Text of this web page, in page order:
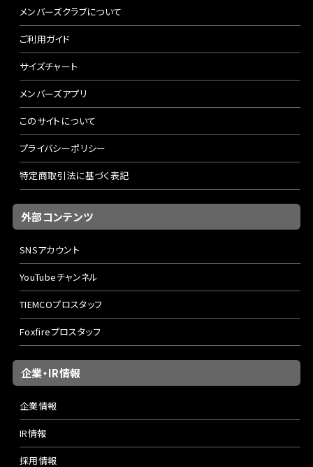
メンバーズクラブについて
ご利用ガイド
サイズチャート
メンバーズアプリ
このサイトについて
プライバシーポリシー
特定商取引法に基づく表記
外部コンテンツ
SNSアカウント
YouTubeチャンネル
TIEMCOプロスタッフ
Foxfireプロスタッフ
企業・IR情報
企業情報
IR情報
採用情報